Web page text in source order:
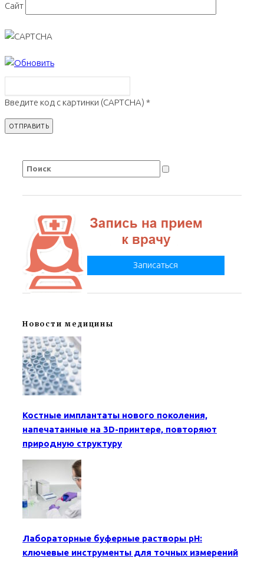
Сайт
Введите код с картинки (CAPTCHA) *
Записаться
Новости медицины
Костные имплантаты нового поколения,
напечатанные на 3D-принтере, повторяют
природную структуру
Лабораторные буферные растворы pH:
ключевые инструменты для точных измерений